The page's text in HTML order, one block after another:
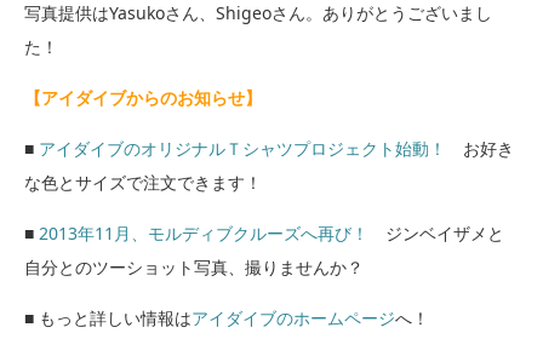
写真提供はYasukoさん、Shigeoさん。ありがとうございまし
た！
【アイダイブからのお知らせ】
■ アイダイブのオリジナルＴシャツプロジェクト始動！
お好き
な色とサイズで注文できます！
■ 2013年11月、モルディブクルーズへ再び！
ジンベイザメと
自分とのツーショット写真、撮りませんか？
■ もっと詳しい情報はアイダイブのホームページへ！